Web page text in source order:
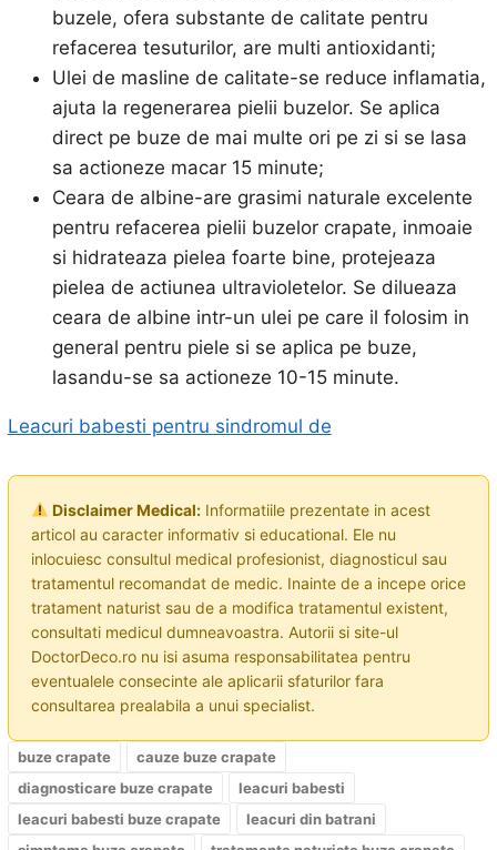
buzele, ofera substante de calitate pentru
refacerea tesuturilor, are multi antioxidanti;
Ulei de masline de calitate-se reduce inflamatia,
ajuta la regenerarea pielii buzelor. Se aplica
direct pe buze de mai multe ori pe zi si se lasa
sa actioneze macar 15 minute;
Ceara de albine-are grasimi naturale excelente
pentru refacerea pielii buzelor crapate, inmoaie
si hidrateaza pielea foarte bine, protejeaza
pielea de actiunea ultravioletelor. Se dilueaza
ceara de albine intr-un ulei pe care il folosim in
general pentru piele si se aplica pe buze,
lasandu-se sa actioneze 10-15 minute.
Leacuri babesti pentru sindromul de
Disclaimer Medical:Informatiile prezentate in acest
articol au caracter informativ si educational. Ele nu
inlocuiesc consultul medical profesionist, diagnosticul sau
tratamentul recomandat de medic. Inainte de a incepe orice
tratament naturist sau de a modifica tratamentul existent,
consultati medicul dumneavoastra. Autorii si site-ul
DoctorDeco.ro nu isi asuma responsabilitatea pentru
eventualele consecinte ale aplicarii sfaturilor fara
consultarea prealabila a unui specialist.
buze crapate
cauze buze crapate
diagnosticare buze crapate
leacuri babesti
leacuri babesti buze crapate
leacuri din batrani